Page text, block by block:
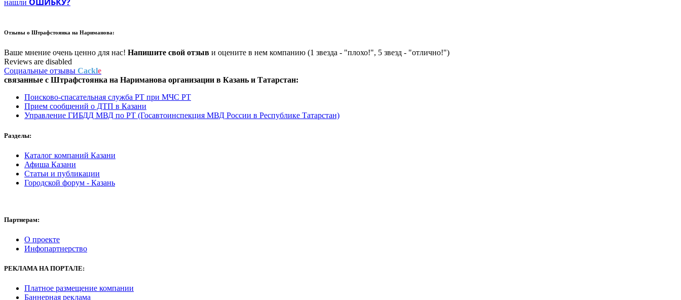
нашли ОШИБКУ?
Отзывы о Штрафстоянка на Нариманова:
Ваше мнение очень ценно для нас! Напишите свой отзыв и оцените в нем компанию (1 звезда - "плохо!", 5 звезд - "отлично!")
Reviews are disabled
Социальные отзывы Cackle
связанные с Штрафстоянка на Нариманова организации в Казань и Татарстан:
Поисково-спасательная служба РТ при МЧС РТ
Прием сообщений о ДТП в Казани
Управление ГИБДД МВД по РТ (Госавтоинспекция МВД России в Республике Татарстан)
Разделы:
Каталог компаний Казани
Афиша Казани
Статьи и публикации
Городской форум - Казань
Партнерам:
О проекте
Инфопартнерство
РЕКЛАМАНА ПОРТАЛЕ:
Платное размещение компании
Баннерная реклама